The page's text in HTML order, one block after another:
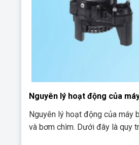
Nguyên lý hoạt động của
Nguyên lý hoạt động của máy
và bơm chìm. Dưới đây là quy